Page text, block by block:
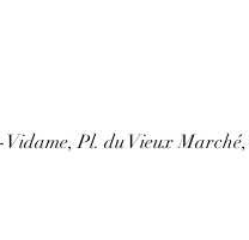
Pl. du Vieux